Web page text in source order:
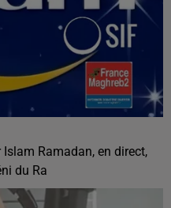
Ramadan, en direct,
du Ra